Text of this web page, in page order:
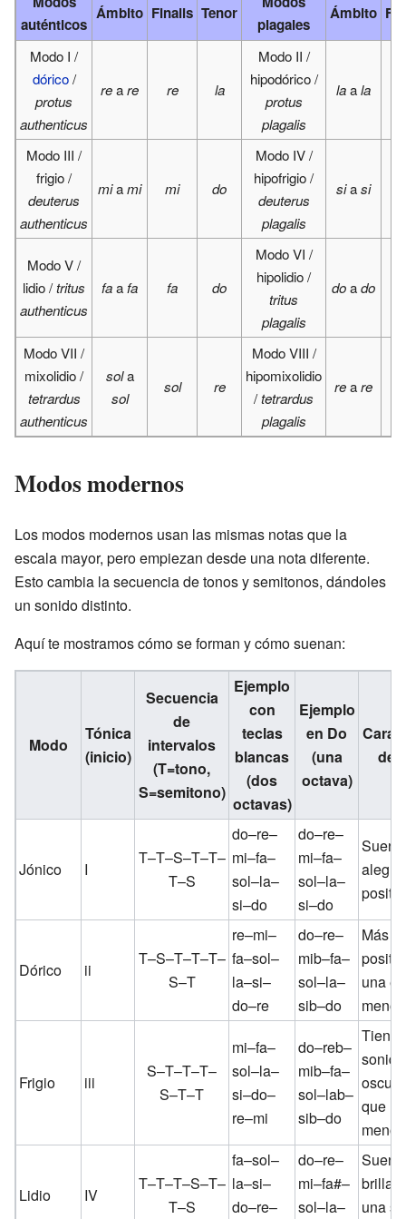
auténticos
Ámbito Finalis Tenor
plagales
Ámbito
Modo I /
dórico/
protus
authenticus
reare re la
Modo II /
hipodórico /
protus
plagalis
laala
Modo III /
frigio /
deuterus
authenticus
miami mi do
Modo IV /
hipofrigio /
deuterus
plagalis
siasi
Modo V /
lidio /tritus
authenticus
faa fa fa do
Modo VI /
hipolidio /
tritus
plagalis
doado
Modo VII /
mixolidio /
tetrardus
authenticus
sola
sol
sol re
Modo VIII /
hipomixolidio
/tetrardus
plagalis
reare
Modos modernos
Los modos modernos usan las mismas notas que la
escala mayor, pero empiezan desde una nota diferente.
Esto cambia la secuencia de tonos y semitonos, dándoles
un sonido distinto.
Aquí te mostramos cómo se forman y cómo suenan:
Modo
Tónica
(inicio)
Secuencia
de
intervalos
(T=tono,
S=semitono)
Ejemplo
con
teclas
blancas
(dos
octavas)
Ejemplo
en Do
(una
octava)
del
Jónico I
T–T–S–T–T–
T–S
do–re–
mi–fa–
sol–la–
si–do
do–re–
mi–fa–
sol–la–
si–do
alegre
Dórico ii
T–S–T–T–T–
S–T
re–mi–
fa–sol–
la–si–
do–re
do–re–
mib–fa–
sol–la–
sib–do
Más
una
Frigio iii
S–T–T–T–
S–T–T
mi–fa–
sol–la–
si–do–
re–mi
do–reb–
mib–fa–
sol–lab–
sib–do
Tiene
que
Lidio IV
T–T–T–S–T–
T–S
fa–sol–
la–si–
do–re–
do–re–
mi–fa#–
sol–la–
una